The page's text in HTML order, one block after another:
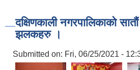
दक्षिणकाली नगरपालिकाको
झलकहरु ।
Submitted on: Fri, 06/25/2021 -